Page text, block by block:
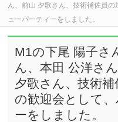
ん、前山 夕歌さん、技術補佐員
ューパーティーをしました。
M1の下尾 陽子さ
ん、本田 公洋さ
夕歌さん、技術
の歓迎会として
ーをしました。